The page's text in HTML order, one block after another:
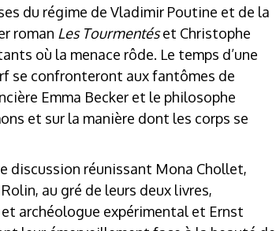
du régime de Vladimir Poutine et de la
roman Les Tourmentéset Christophe
où la menace rôde. Le temps d’une
se confronteront aux fantômes de
Emma Becker et le philosophe
et sur la manière dont les corps se
discussion réunissant Mona Chollet,
au gré de leurs deux livres,
archéologue expérimental et Ernst